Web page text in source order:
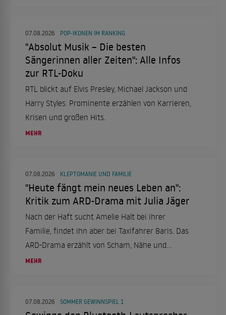
07.08.2026 POP-IKONEN IM RANKING
"Absolut Musik – Die besten
Sängerinnen aller Zeiten": Alle Infos
zur RTL-Doku
RTL blickt auf Elvis Presley, Michael Jackson und
Harry Styles. Prominente erzählen von Karrieren,
Krisen und großen Hits.
MEHR
07.08.2026 KLEPTOMANIE UND FAMILIE
"Heute fängt mein neues Leben an":
Kritik zum ARD-Drama mit Julia Jäger
Nach der Haft sucht Amelie Halt bei ihrer
Familie, findet ihn aber bei Taxifahrer Baris. Das
ARD-Drama erzählt von Scham, Nähe und
Neuanfang.
MEHR
07.08.2026 SOMMER GEWINNSPIEL 1